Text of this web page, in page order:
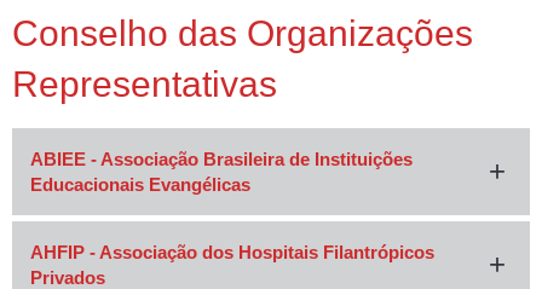
Conselho das Organizações
Representativas
ABIEE - Associação Brasileira de Instituições
Educacionais Evangélicas
AHFIP - Associação dos Hospitais Filantrópicos
Privados